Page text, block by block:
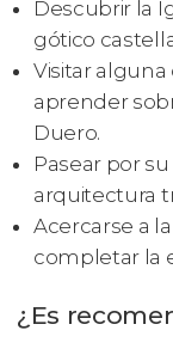
Descubrir la
gótico
Visitar
aprender
Duero.
Pasear por
arquitectura
Acercarse a
completar la
¿Es